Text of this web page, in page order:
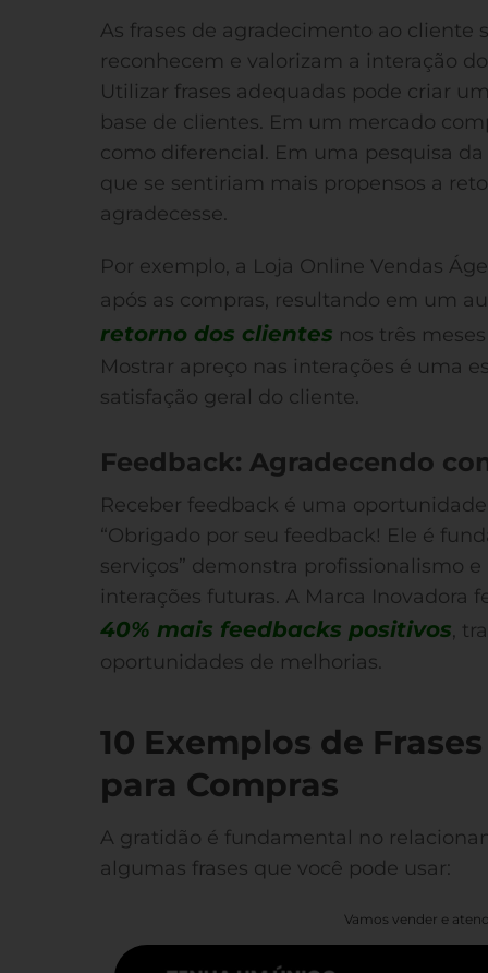
As frases de agradecimento ao cliente
reconhecem e valorizam a interação
Utilizar frases adequadas pode criar
base de clientes. Em um mercado
como diferencial. Em uma pesquisa
que se sentiriam mais propensos a
agradecesse.
Por exemplo, a Loja Online Vendas
após as compras, resultando em um
retorno dos clientes nos três
Mostrar apreço nas interações é uma
satisfação geral do cliente.
Feedback: Agradecendo
Receber feedback é uma
“Obrigado por seu feedback! Ele é
serviços” demonstra profissionalismo
interações futuras. A Marca Inovadora
40% mais feedbacks positivos,
oportunidades de melhorias.
10 Exemplos de
para Compras
A gratidão é fundamental no
algumas frases que você pode usar:
Vamos vender e